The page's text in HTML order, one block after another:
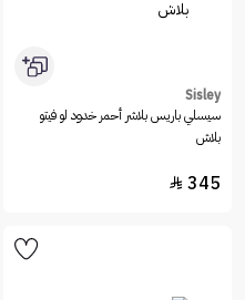
Sisley
سيسلي باريس بلاشر أحمر خدود لو فيتو
بلاش
345
